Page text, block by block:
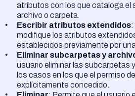
atributos con los que cataloga el
archivo o carpeta.
Escribir atributos extendidos:
modifique los atributos
establecidos previamente por
Eliminar subcarpetas y
usuario eliminar las subcarpetas
los casos en los que el permiso
explícitamente concedido.